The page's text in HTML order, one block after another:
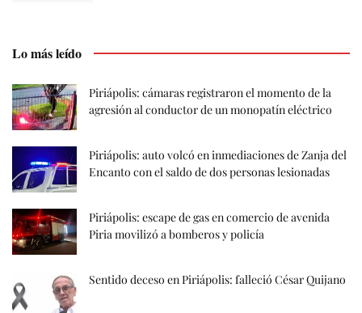
Lo más leído
Piriápolis: cámaras registraron el momento de la
agresión al conductor de un monopatín eléctrico
Piriápolis: auto volcó en inmediaciones de Zanja del
Encanto con el saldo de dos personas lesionadas
Piriápolis: escape de gas en comercio de avenida
Piria movilizó a bomberos y policía
Sentido deceso en Piriápolis: falleció César Quijano